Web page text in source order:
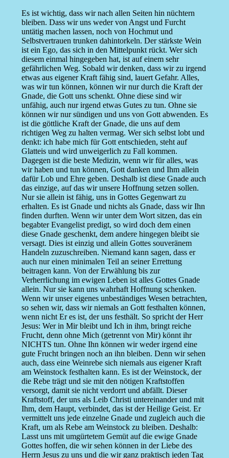
Es ist wichtig, dass wir nach allen Seiten hin nüchtern
bleiben. Dass wir uns weder von Angst und Furcht
untätig machen lassen, noch von Hochmut und
Selbstvertrauen trunken dahintorkeln. Der stärkste Wein
ist ein Ego, das sich in den Mittelpunkt rückt. Wer sich
diesem einmal hingegeben hat, ist auf einem sehr
gefährlichen Weg. Sobald wir denken, dass wir zu irgend
etwas aus eigener Kraft fähig sind, lauert Gefahr. Alles,
was wir tun können, können wir nur durch die Kraft der
Gnade, die Gott uns schenkt. Ohne diese sind wir
unfähig, auch nur irgend etwas Gutes zu tun. Ohne sie
können wir nur sündigen und uns von Gott abwenden. Es
ist die göttliche Kraft der Gnade, die uns auf dem
richtigen Weg zu halten vermag. Wer sich selbst lobt und
denkt: ich habe mich für Gott entschieden, steht auf
Glatteis und wird unweigerlich zu Fall kommen.
Dagegen ist die beste Medizin, wenn wir für alles, was
wir haben und tun können, Gott danken und Ihm allein
dafür Lob und Ehre geben. Deshalb ist diese Gnade auch
das einzige, auf das wir unsere Hoffnung setzen sollen.
Nur sie allein ist fähig, uns in Gottes Gegenwart zu
erhalten. Es ist Gnade und nichts als Gnade, dass wir Ihn
finden durften. Wenn wir unter dem Wort sitzen, das ein
begabter Evangelist predigt, so wird doch dem einen
diese Gnade geschenkt, dem andere hingegen bleibt sie
versagt. Dies ist einzig und allein Gottes souveränem
Handeln zuzuschreiben. Niemand kann sagen, dass er
auch nur einen minimalen Teil an seiner Errettung
beitragen kann. Von der Erwählung bis zur
Verherrlichung im ewigen Leben ist alles Gottes Gnade
allein. Nur sie kann uns wahrhaft Hoffnung schenken.
Wenn wir unser eigenes unbeständiges Wesen betrachten,
so sehen wir, dass wir niemals an Gott festhalten können,
wenn nicht Er es ist, der uns festhält. So spricht der Herr
Jesus: Wer in Mir bleibt und Ich in ihm, bringt reiche
Frucht, denn ohne Mich (getrennt von Mir) könnt ihr
NICHTS tun. Ohne Ihn können wir weder irgend eine
gute Frucht bringen noch an ihn bleiben. Denn wir sehen
auch, dass eine Weinrebe sich niemals aus eigener Kraft
am Weinstock festhalten kann. Es ist der Weinstock, der
die Rebe trägt und sie mit den nötigen Kraftstoffen
versorgt, damit sie nicht verdorrt und abfällt. Dieser
Kraftstoff, der uns als Leib Christi untereinander und mit
Ihm, dem Haupt, verbindet, das ist der Heilige Geist. Er
vermittelt uns jede einzelne Gnade und zugleich auch die
Kraft, um als Rebe am Weinstock zu bleiben. Deshalb:
Lasst uns mit umgürtetem Gemüt auf die ewige Gnade
Gottes hoffen, die wir sehen können in der Liebe des
Herrn Jesus zu uns und die wir ganz praktisch jeden Tag